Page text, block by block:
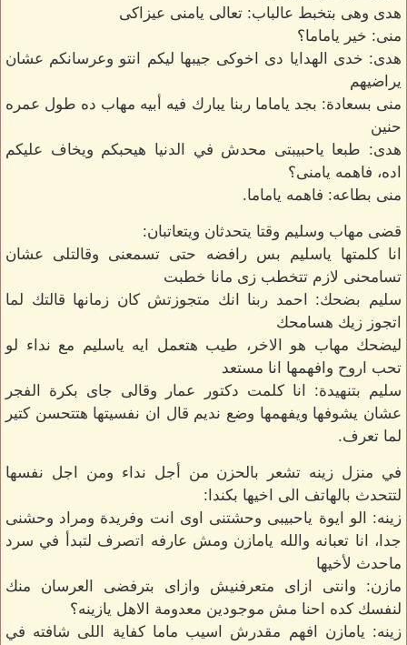
هدى وهى بتخبط عالباب: تعالى يامنى عيزاكى
منى: خير ياماما؟
هدى: خدى الهدايا دى اخوكى جيبها ليكم انتو وعرسانكم عشان
يراضيهم
منى بسعادة: بجد ياماما ربنا يبارك فيه أبيه مهاب ده طول عمره
حنين
هدى: طبعا ياحبيبتى محدش في الدنيا هيحبكم ويخاف عليكم
اده، فاهمه يامنى؟
منى بطاعه: فاهمه ياماما.
قضى مهاب وسليم وقتا يتحدثان ويتعاتبان:
انا كلمتها ياسليم بس رافضه حتى تسمعنى وقالتلى عشان
تسامحنى لازم تتخطب زى مانا خطبت
سليم بضحك: احمد ربنا انك متجوزتش كان زمانها قالتك لما
اتجوز زيك هسامحك
ليضحك مهاب هو الاخر، طيب هتعمل ايه ياسليم مع نداء لو
تحب اروح وافهمها انا مستعد
سليم بتنهيدة: انا كلمت دكتور عمار وقالى جاى بكرة الفجر
عشان يشوفها ويفهمها وضع نديم قال ان نفسيتها هتتحسن كتير
لما تعرف.
في منزل زينه تشعر بالحزن من أجل نداء ومن اجل نفسها
لتتحدث بالهاتف الى اخيها بكندا:
زينه: الو ايوة ياحبيبى وحشتنى اوى انت وفريدة ومراد وحشنى
جدا، انا تعبانه والله يامازن ومش عارفه اتصرف لتبدأ في سرد
ماحدث لأخيها
مازن: وانتى ازاى متعرفنيش وازاى بترفضى العرسان منك
لنفسك كده احنا مش موجودين معدومة الاهل يازينه؟
زينه: يامازن افهم مقدرش اسيب ماما كفاية اللى شافته في